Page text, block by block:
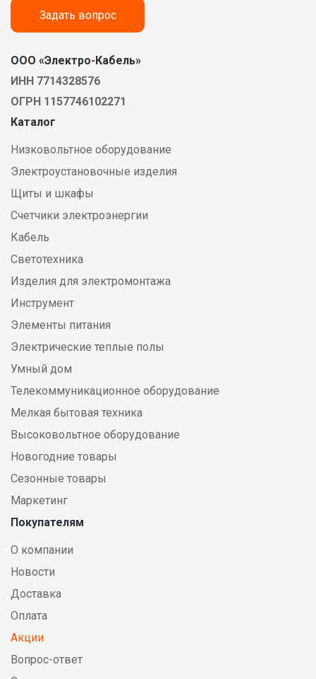
Задать вопрос
ООО «Электро-Кабель»
ИНН 7714328576
ОГРН 1157746102271
Каталог
Низковольтное оборудование
Электроустановочные изделия
Щиты и шкафы
Счетчики электроэнергии
Кабель
Светотехника
Изделия для электромонтажа
Инструмент
Элементы питания
Электрические теплые полы
Умный дом
Телекоммуникационное оборудование
Мелкая бытовая техника
Высоковольтное оборудование
Новогодние товары
Сезонные товары
Маркетинг
Покупателям
О компании
Новости
Доставка
Оплата
Акции
Вопрос-ответ